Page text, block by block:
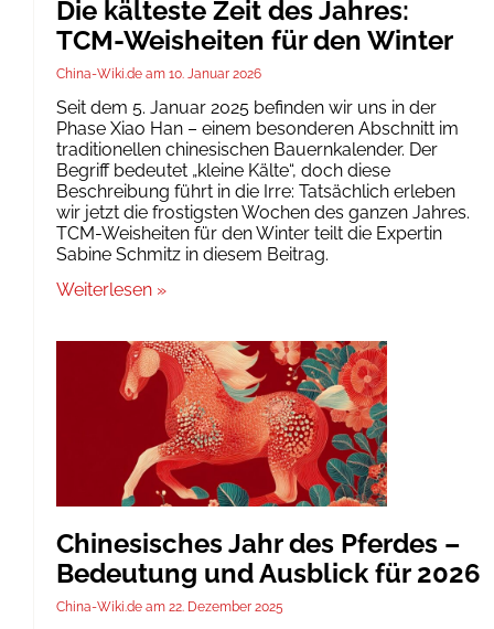
Die kälteste Zeit des Jahres:
TCM-Weisheiten für den Winter
China-Wiki.de 10. Januar 2026
Seit dem 5. Januar 2025 befinden wir uns in der
Phase Xiao Han – einem besonderen Abschnitt im
traditionellen chinesischen Bauernkalender. Der
Begriff bedeutet „kleine Kälte“, doch diese
Beschreibung führt in die Irre: Tatsächlich erleben
wir jetzt die frostigsten Wochen des ganzen Jahres.
TCM-Weisheiten für den Winter teilt die Expertin
Sabine Schmitz in diesem Beitrag.
Weiterlesen »
Chinesisches Jahr des Pferdes –
Bedeutung und Ausblick für 2026
China-Wiki.de 22. Dezember 2025